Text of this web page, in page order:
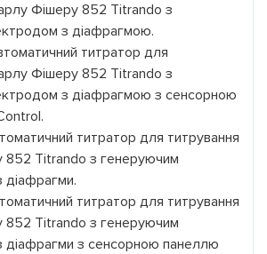
Фішеру 852 Titrando з
з діафрагмою.
титратор для
Фішеру 852 Titrando з
з діафрагмою з сенсорною
титратор для титрування
852 Titrando з генеруючим
титратор для титрування
852 Titrando з генеруючим
з сенсорною панеллю